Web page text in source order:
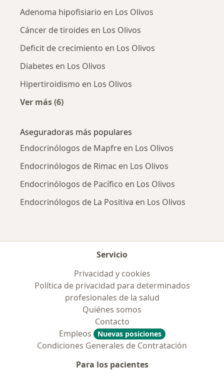
Adenoma hipofisiario en Los Olivos
Cáncer de tiroides en Los Olivos
Deficit de crecimiento en Los Olivos
Diabetes en Los Olivos
Hipertiroidismo en Los Olivos
Ver más (6)
Aseguradoras más populares
Endocrinólogos de Mapfre en Los Olivos
Endocrinólogos de Rimac en Los Olivos
Endocrinólogos de Pacífico en Los Olivos
Endocrinólogos de La Positiva en Los Olivos
Servicio
Privacidad y cookies
Política de privacidad para determinados
profesionales de la salud
Quiénes somos
Contacto
Empleos
Nuevas posiciones
Condiciones Generales de Contratación
Para los pacientes